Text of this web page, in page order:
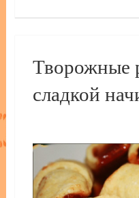
Творожные
сладкой